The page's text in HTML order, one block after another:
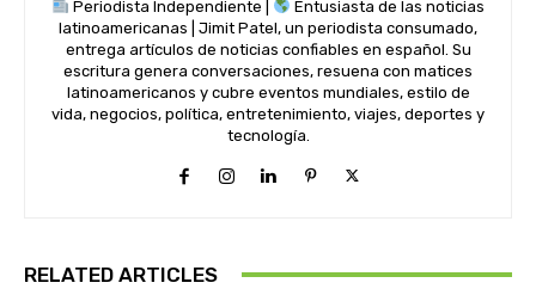
Periodista Independiente |
Entusiasta de las noticias
latinoamericanas | Jimit Patel, un periodista consumado,
entrega artículos de noticias confiables en español. Su
escritura genera conversaciones, resuena con matices
latinoamericanos y cubre eventos mundiales, estilo de
vida, negocios, política, entretenimiento, viajes, deportes y
tecnología.
RELATED ARTICLES